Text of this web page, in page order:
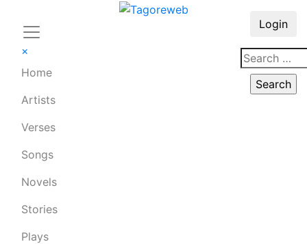
×
Home
Artists
Verses
Songs
Novels
Stories
Plays
Login